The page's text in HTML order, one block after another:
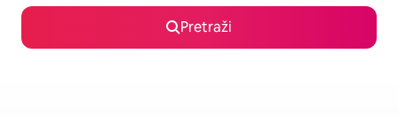
Pretraži